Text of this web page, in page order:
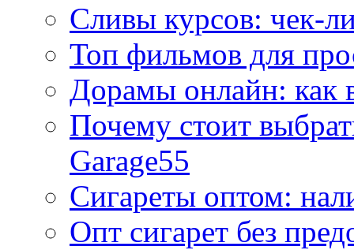
Сливы курсов: чек-
Топ фильмов для
Дорамы онлайн: как
Почему стоит
Garage55
Сигареты оптом:
Опт сигарет без